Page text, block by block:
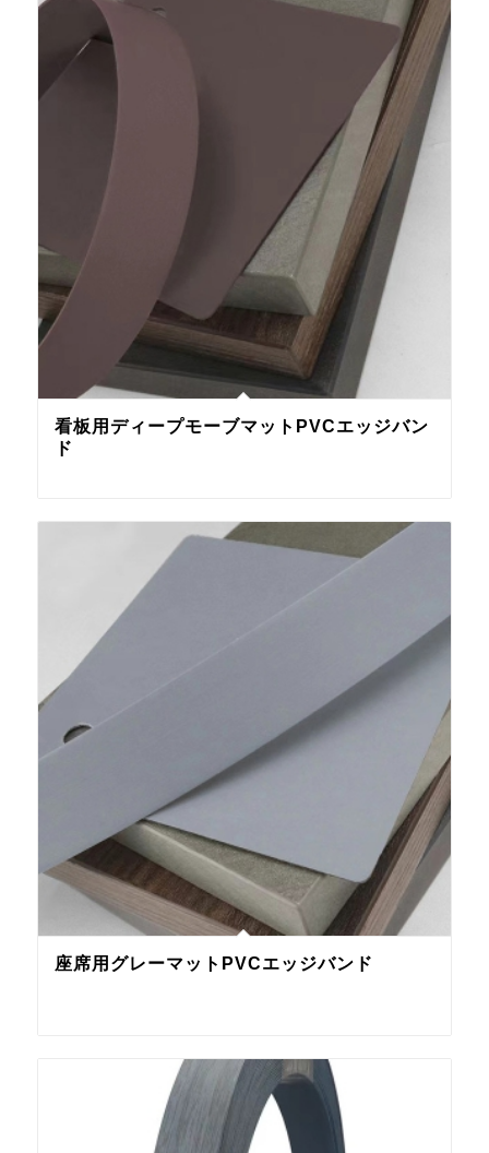
看板用ディープモーブマットPVCエッジバン
ド
座席用グレーマットPVCエッジバンド